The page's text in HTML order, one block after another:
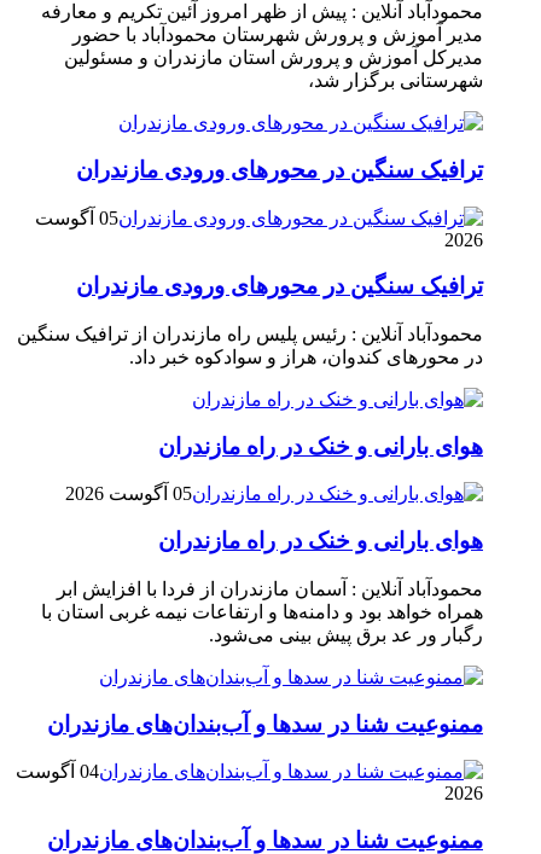
محمودآباد آنلاین : پیش از ظهر امروز آئین تکریم و معارفه
مدیر آموزش و پرورش شهرستان محمودآباد با حضور
مدیرکل آموزش و پرورش استان مازندران و مسئولین
شهرستانی برگزار شد،
ترافیک سنگین در محور‌های ورودی مازندران
05 آگوست
2026
ترافیک سنگین در محور‌های ورودی مازندران
محمودآباد آنلاین : رئیس پلیس راه مازندران از ترافیک سنگین
در محور‌های کندوان، هراز و سوادکوه خبر داد.
هوای بارانی و خنک در راه مازندران
05 آگوست 2026
هوای بارانی و خنک در راه مازندران
محمودآباد آنلاین : آسمان مازندران از فردا با افزایش ابر
همراه خواهد بود و دامنه‌ها و ارتفاعات نیمه غربی استان با
رگبار ور عد برق پیش بینی می‌شود.
ممنوعیت شنا در سدها و آب‌بندان‌‌های مازندران
04 آگوست
2026
ممنوعیت شنا در سدها و آب‌بندان‌‌های مازندران